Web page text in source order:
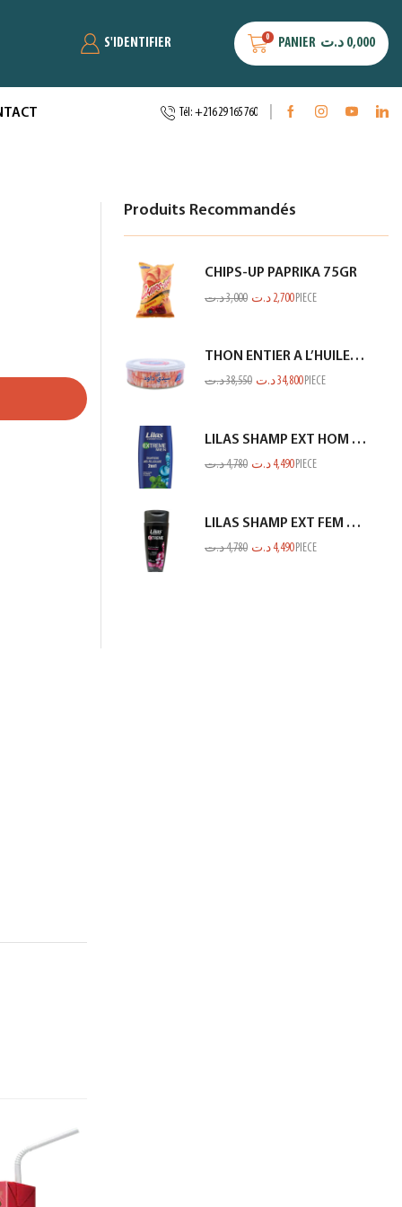
S'IDENTIFIER 0 PANIER 0,000 د.ت
Tél: +216 29 165 760
Produits Recommandés
CHIPS-UP PAPRIKA 75GR
3,000د.ت 2,700 د.ت PIECE
THON ENTIER A L’HUILE D’OLIVE SIDI DAOUD 950G
38,550د.ت 34,800د.ت PIECE
LILAS SHAMP EXT HOM ANTI PEL MENTHE BLEU 350ML
4,780د.ت 4,490 د.ت PIECE
LILAS SHAMP EXT FEM CHEV NOIR 350ML
4,780د.ت 4,490 د.ت PIECE